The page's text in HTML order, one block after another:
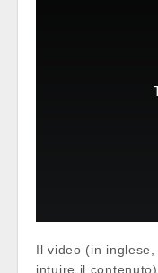
Il video (in
intuire il